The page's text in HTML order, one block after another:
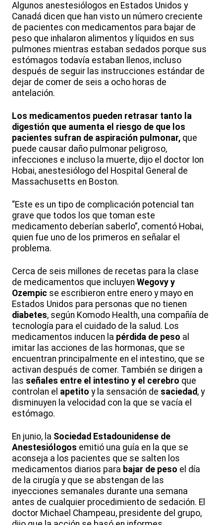
Algunos anestesiólogos en Estados Unidos y
Canadá dicen que han visto un número creciente
de pacientes con medicamentos para bajar de
peso que inhalaron alimentos y líquidos en sus
pulmones mientras estaban sedados porque sus
estómagos todavía estaban llenos, incluso
después de seguir las instrucciones estándar de
dejar de comer de seis a ocho horas de
antelación.
Los medicamentos pueden retrasar tanto la
digestión que aumenta el riesgo de que los
pacientes sufran de aspiración pulmonar, que
puede causar daño pulmonar peligroso,
infecciones e incluso la muerte, dijo el doctor Ion
Hobai, anestesiólogo del Hospital General de
Massachusetts en Boston.
“Este es un tipo de complicación potencial tan
grave que todos los que toman este
medicamento deberían saberlo”, comentó Hobai,
quien fue uno de los primeros en señalar el
problema.
Cerca de seis millones de recetas para la clase
de medicamentos que incluyen Wegovy y
Ozempic se escribieron entre enero y mayo en
Estados Unidos para personas que no tienen
diabetes, según Komodo Health, una compañía de
tecnología para el cuidado de la salud. Los
medicamentos inducen la pérdida de peso al
imitar las acciones de las hormonas, que se
encuentran principalmente en el intestino, que se
activan después de comer. También se dirigen a
las señales entre el intestino y el cerebro que
controlan el apetito y la sensación de saciedad, y
disminuyen la velocidad con la que se vacía el
estómago.
En junio, la Sociedad Estadounidense de
Anestesiólogos emitió una guía en la que se
aconseja a los pacientes que se salten los
medicamentos diarios para bajar de peso el día
de la cirugía y que se abstengan de las
inyecciones semanales durante una semana
antes de cualquier procedimiento de sedación. El
doctor Michael Champeau, presidente del grupo,